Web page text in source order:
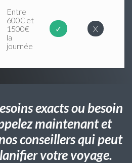
Entre
600€ et
1500€
la
journée
✓ X
exacts ou besoin
maintenant et
conseillers qui peut
votre voyage.